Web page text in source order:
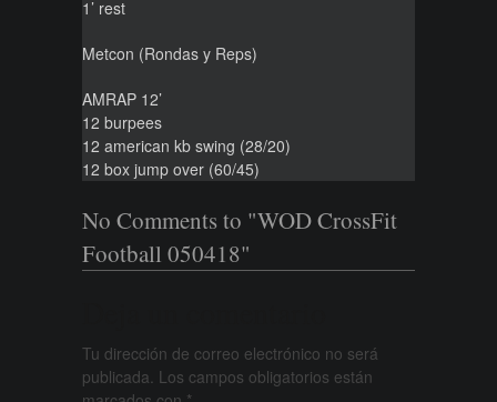
1’ rest
Metcon (Rondas y Reps)
AMRAP 12’
12 burpees
12 american kb swing (28/20)
12 box jump over (60/45)
No Comments to "WOD CrossFit
Football 050418"
Tu dirección de correo electrónico no será
publicada. Los campos obligatorios están